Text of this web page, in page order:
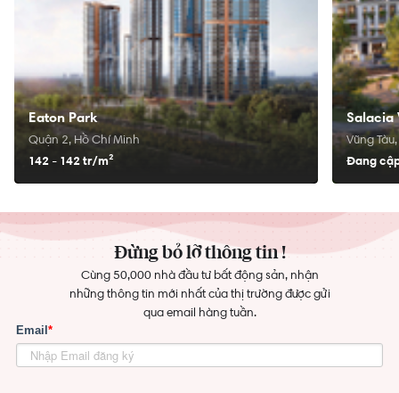
Eaton Park
Quận 2, Hồ Chí Minh
142 - 142 tr/m²
Salacia
Vũng
Đang
Đừng bỏ lỡ thông tin !
Cùng 50,000 nhà đầu tư bất động sản, nhận
những thông tin mới nhất của thị trường được gửi
qua email hàng tuần.